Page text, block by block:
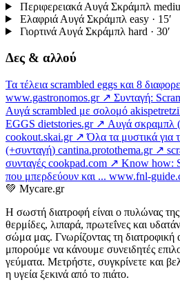
Περιφερειακά Αυγά Σκράμπλ
Ελαφριά Αυγά Σκράμπλ easy · 15′
Γιορτινά Αυγά Σκράμπλ hard · 30′
Δες & αλλού
Τα τέλεια scrambled eggs και 8
www.gastronomos.gr ↗ Συνταγή:
Αυγά scrambled με σολομό
EGGS dietstories.gr ↗ Αυγά σκραμπλ
cookout.skai.gr ↗ Όλα τα μυστικά για
(+συνταγή) cantina.protothema.gr ↗
συνταγές cookpad.com ↗ Know how:
που μπερδεύουν και ... www.fnl-
💚 Mycare.gr
Η σωστή διατροφή είναι ο πυλώνας
θερμίδες, λιπαρά, πρωτεΐνες και
σώμα μας. Γνωρίζοντας τη διατροφική
μπορούμε να κάνουμε συνειδητές
γεύματα. Μετρήστε, συγκρίνετε και
η υγεία ξεκινά από το πιάτο.